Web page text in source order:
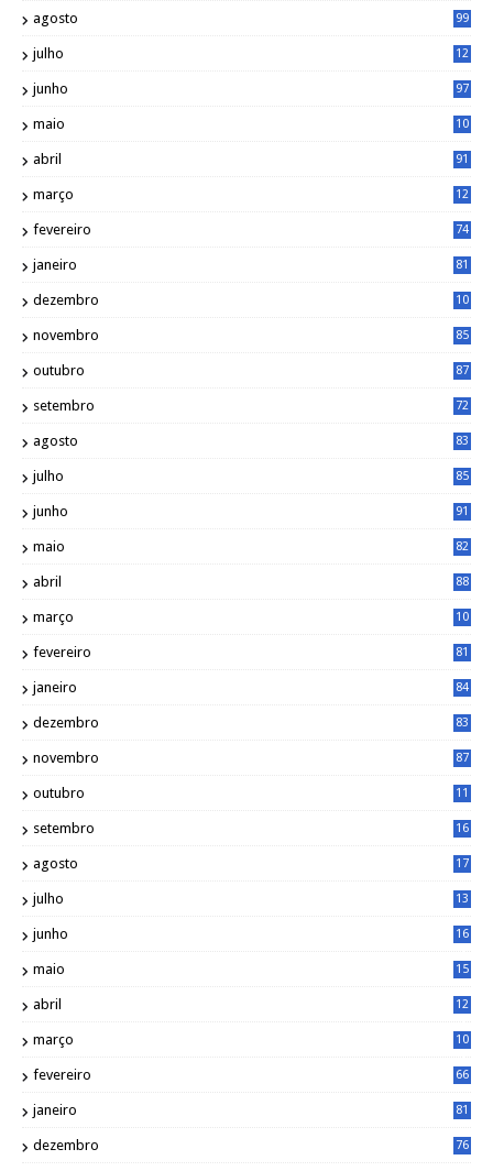
agosto 99
julho
12
junho 97
maio
10
abril 91
março
12
fevereiro 74
janeiro 81
dezembro
10
novembro 85
outubro 87
setembro 72
agosto 83
julho 85
junho 91
maio 82
abril 88
março
10
fevereiro 81
janeiro 84
dezembro 83
novembro 87
outubro
11
setembro
16
agosto
17
julho
13
junho
16
maio
15
abril
12
março
10
fevereiro 66
janeiro 81
dezembro 76